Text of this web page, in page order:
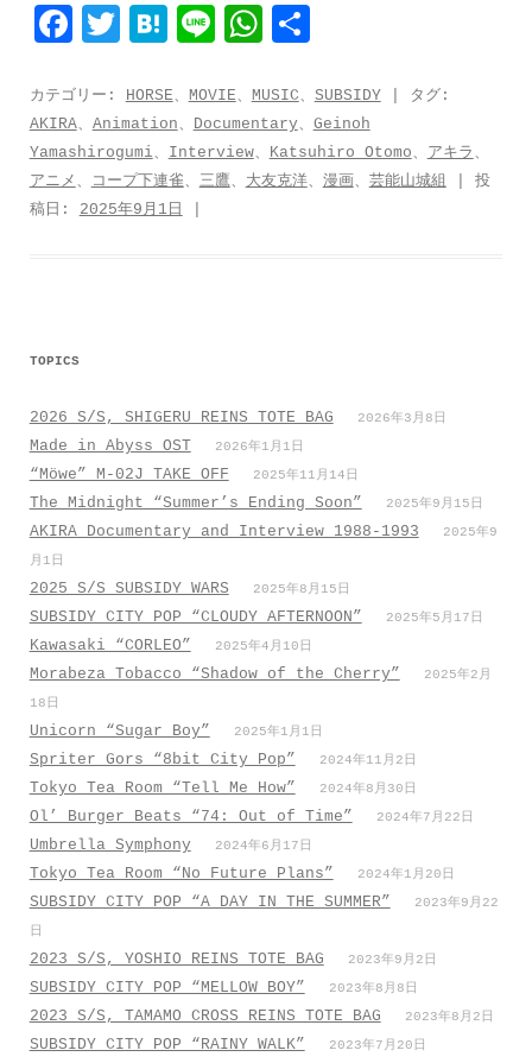
F
c
e
b
o
T
i
t
t
e
H
t
e
n
a
L
n
e
W
a
t
s
共
カテゴリー: HORSE、 MOVIE、 MUSIC、 SUBSIDY| タグ:
AKIRA、 Animation、 Documentary、 Geinoh
Yamashirogumi、 Interview、 Katsuhiro Otomo、 アキラ 、
アニメ 、 コープ下連雀、 三鷹、 大友克洋、 漫画、 芸能山城組
| 投
稿日: 2025年9月1日
TOPICS
2026 S/S, SHIGERU REINS TOTE BAG 2026年3月8日
Made in Abyss OST 2026年1月1日
“Möwe” M-02J TAKE OFF 2025年11月14日
The Midnight “Summer’s Ending Soon” 2025年9月15日
AKIRA Documentary and Interview 1988-1993
2025年9
月1日
2025 S/S SUBSIDY WARS 2025年8月15日
SUBSIDY CITY POP “CLOUDY AFTERNOON” 2025年5月17日
Kawasaki “CORLEO” 2025年4月10日
Morabeza Tobacco “Shadow of the Cherry”
2025年2月
18日
Unicorn “Sugar Boy” 2025年1月1日
Spriter Gors “8bit City Pop” 2024年11月2日
Tokyo Tea Room “Tell Me How” 2024年8月30日
Ol’ Burger Beats “74: Out of Time” 2024年7月22日
Umbrella Symphony 2024年6月17日
Tokyo Tea Room “No Future Plans” 2024年1月20日
SUBSIDY CITY POP “A DAY IN THE SUMMER”
2023年9月22
日
2023 S/S, YOSHIO REINS TOTE BAG 2023年9月2日
SUBSIDY CITY POP “MELLOW BOY” 2023年8月8日
2023 S/S, TAMAMO CROSS REINS TOTE BAG 2023年8月2日
SUBSIDY CITY POP “RAINY WALK” 2023年7月20日